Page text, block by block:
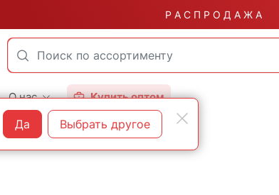
Р А С П Р О Д А Ж А
О нас Купить оптом
Да Выбрать другое